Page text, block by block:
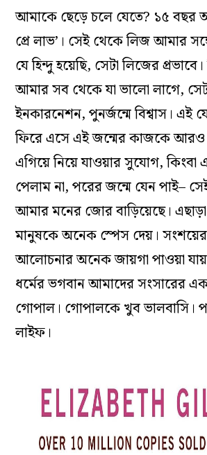
আমাকে ছেড়ে চলে যেতে? ১৫ বছর
প্রে লাভ’। সেই থেকে লিজ আমার
যে হিন্দু হয়েছি, সেটা লিজের প্রভাবে।
আমার সব থেকে যা ভালো লাগে,
ইনকারনেশন, পুনর্জন্মে বিশ্বাস। এই
ফিরে এসে এই জন্মের কাজকে আরও
এগিয়ে নিয়ে যাওয়ার সুযোগ, কিংবা
পেলাম না, পরের জন্মে যেন পাই– সেই
আমার মনের জোর বাড়িয়েছে। এছাড়া
মানুষকে অনেক স্পেস দেয়।
আলোচনার অনেক জায়গা পাওয়া যায়।
ধর্মের ভগবান আমাদের সংসারের
গোপাল। গোপালকে খুব ভালবাসি।
লাইফ।